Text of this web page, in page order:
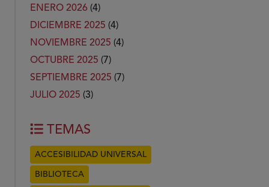
ENERO 2026 (4)
DICIEMBRE 2025 (4)
NOVIEMBRE 2025 (4)
OCTUBRE 2025 (7)
SEPTIEMBRE 2025 (7)
JULIO 2025 (3)
TEMAS
ACCESIBILIDAD UNIVERSAL
BIBLIOTECA